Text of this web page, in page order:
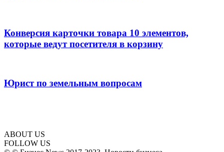
Конверсия карточки товара 10 элементов,
которые ведут посетителя в корзину
Юрист по земельным вопросам
ABOUT US
FOLLOW US